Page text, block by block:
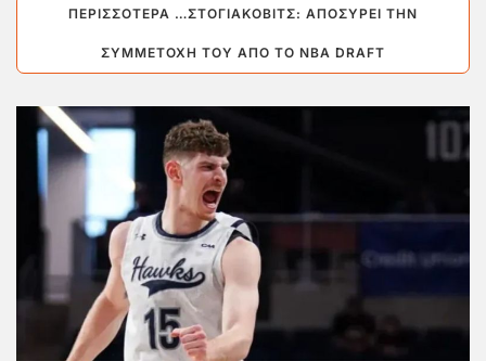
ΠΕΡΙΣΣΌΤΕΡΑ …ΣΤΟΓΙΆΚΟΒΙΤΣ: ΑΠΟΣΎΡΕΙ ΤΗΝ
ΣΥΜΜΕΤΟΧΉ ΤΟΥ ΑΠΌ ΤΟ NBA DRAFT